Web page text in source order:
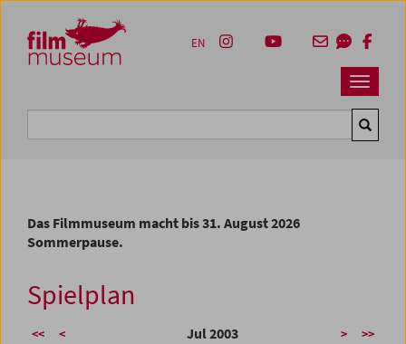
Zum Inhalt
Zum Hauptmenü
Zur Servicenavigation
Zum Suche
Navbar
EN
Das Filmmuseum macht bis 31. August 2026
Sommerpause.
Spielplan
<< < Jul 2003 > >>